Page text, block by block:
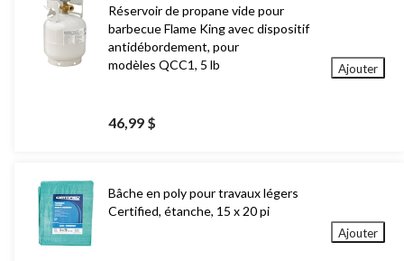
Réservoir de propane vide pour
barbecue Flame King avec dispositif
antidébordement, pour
modèles QCC1, 5 lb
46,99 $
Ajouter
Bâche en poly pour travaux légers
Certified, étanche, 15 x 20 pi
Ajouter